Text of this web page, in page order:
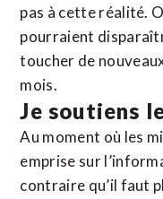
pas à cette réalité.
pourraient
toucher de
mois.
Je soutiens
Au moment où les
emprise sur
contraire qu’il faut